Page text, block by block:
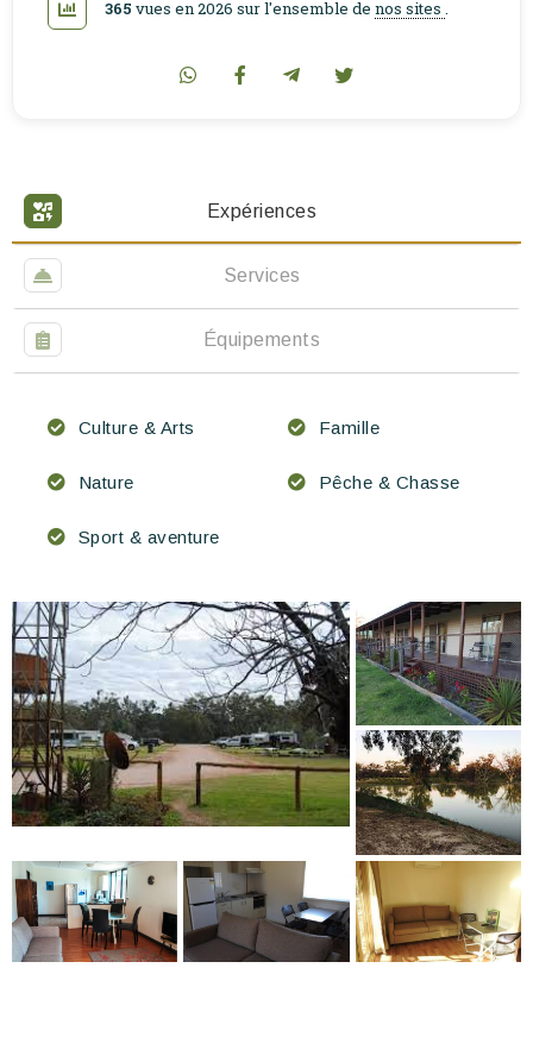
Expériences
Services
Équipements
Culture & Arts Famille
Nature Pêche & Chasse
Sport & aventure
365 vues en 2026 sur l'ensemble de nos sites